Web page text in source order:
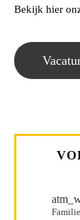
Bekijk hier